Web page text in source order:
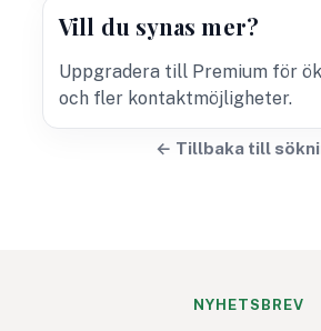
Vill du synas mer?
Uppgradera till Premium för
och fler kontaktmöjligheter.
← Tillbaka till
NYHETSBREV